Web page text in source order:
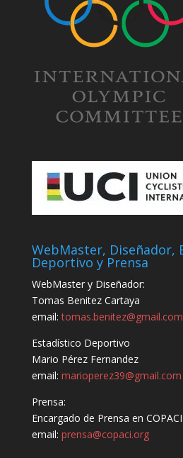
WebMaster, Diseñador,
Deportivo y Prensa
WebMaster y Diseñador:
Tomas Benitez Cartaya
email:tomas.benitez@gmail.com
Estadístico Deportivo
Mario Pérez Fernandez
email: marioperez39@gmail.com
Prensa:
Encargado de Prensa en COPACI
email: prensa@copaci.org